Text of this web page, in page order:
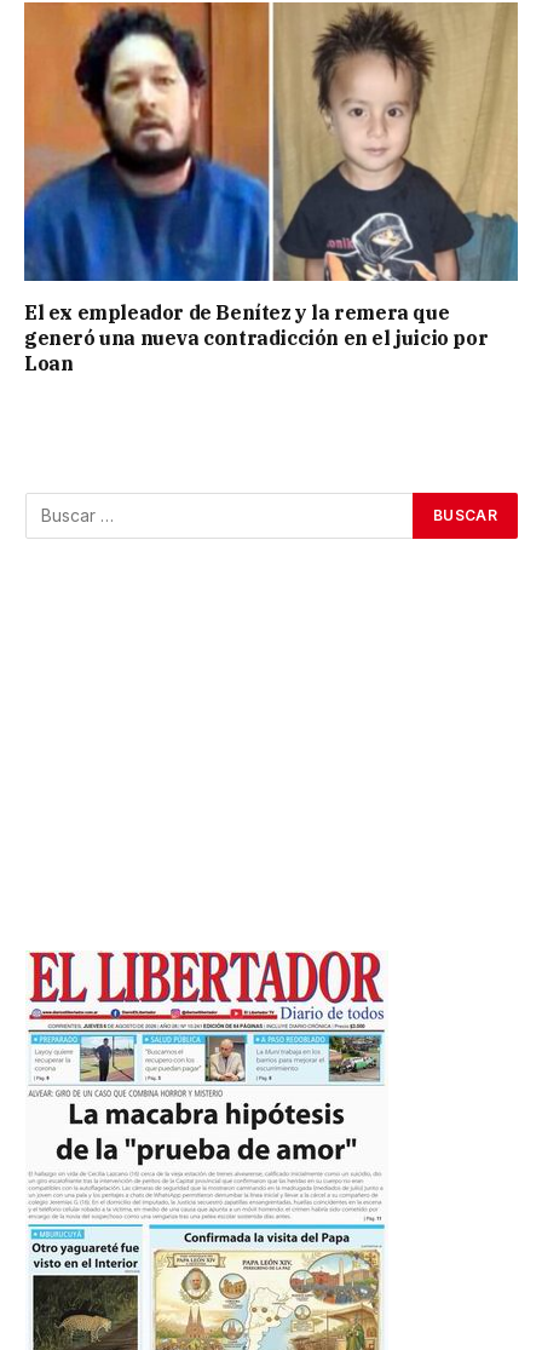
El ex empleador de Benítez y la remera que
generó una nueva contradicción en el juicio por
Loan